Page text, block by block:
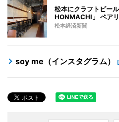
松本にクラフトビー
HONMACHI」 ペア
松本経済新聞
soy me（インスタグラム）